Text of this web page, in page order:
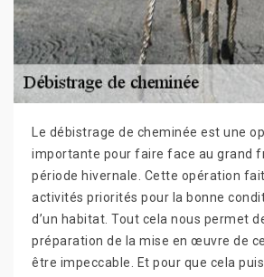
Le débistrage de cheminée est une
importante pour faire face au grand
période hivernale. Cette opération
activités priorités pour la bonne
d’un habitat. Tout cela nous permet
préparation de la mise en œuvre de
être impeccable. Et pour que cela